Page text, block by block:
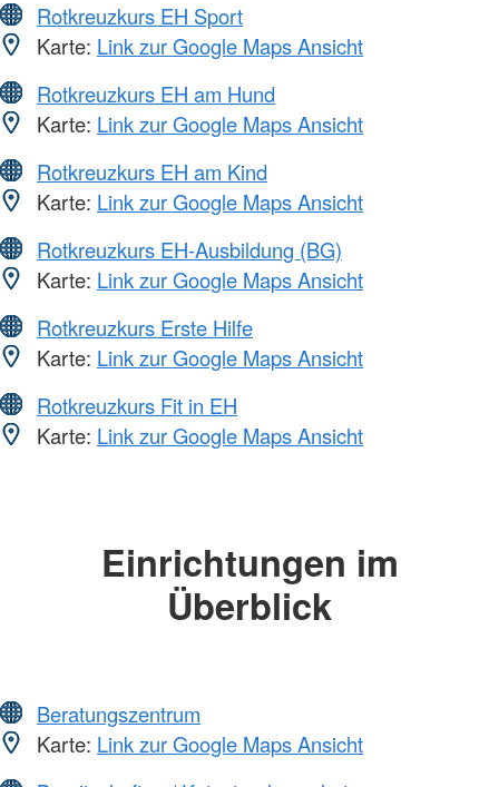
Rotkreuzkurs EH Sport
Karte: Link zur Google Maps Ansicht
Rotkreuzkurs EH am Hund
Karte: Link zur Google Maps Ansicht
Rotkreuzkurs EH am Kind
Karte: Link zur Google Maps Ansicht
Rotkreuzkurs EH-Ausbildung (BG)
Karte: Link zur Google Maps Ansicht
Rotkreuzkurs Erste Hilfe
Karte: Link zur Google Maps Ansicht
Rotkreuzkurs Fit in EH
Karte: Link zur Google Maps Ansicht
Einrichtungen im
Überblick
Beratungszentrum
Karte: Link zur Google Maps Ansicht